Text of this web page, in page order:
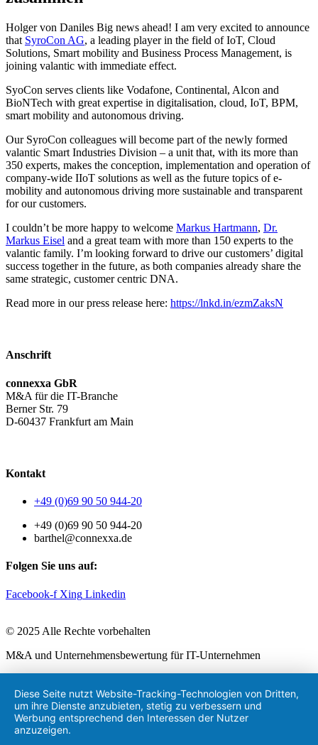
Holger von Daniles Big news ahead! I am very excited to announce
that SyroCon AG, a leading player in the field of IoT, Cloud
Solutions, Smart mobility and Business Process Management, is
joining valantic with immediate effect.
SyoCon serves clients like Vodafone, Continental, Alcon and
BioNTech with great expertise in digitalisation, cloud, IoT, BPM,
smart mobility and autonomous driving.
Our SyroCon colleagues will become part of the newly formed
valantic Smart Industries Division – a unit that, with its more than
350 experts, makes the conception, implementation and operation of
company-wide IIoT solutions as well as the future topics of e-
mobility and autonomous driving more sustainable and transparent
for our customers.
I couldn’t be more happy to welcome Markus Hartmann, Dr.
Markus Eisel and a great team with more than 150 experts to the
valantic family. I’m looking forward to drive our customers’ digital
success together in the future, as both companies already share the
same strategic, customer centric DNA.
Read more in our press release here: https://lnkd.in/ezmZaksN
Anschrift
connexxa GbR
M&A für die IT-Branche
Berner Str. 79
D-60437 Frankfurt am Main
Kontakt
+49 (0)69 90 50 944-20
+49 (0)69 90 50 944-20
barthel@connexxa.de
Folgen Sie uns auf:
Facebook-f Xing Linkedin
© 2025 Alle Rechte vorbehalten
M&A und Unternehmensbewertung für IT-Unternehmen
Diese Seite nutzt Website-Tracking-Technologien von Dritten,
um ihre Dienste anzubieten, stetig zu verbessern und
Werbung entsprechend den Interessen der Nutzer
anzuzeigen.